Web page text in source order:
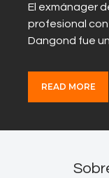
El exmánager
profesional
Dangond fue
READ MORE